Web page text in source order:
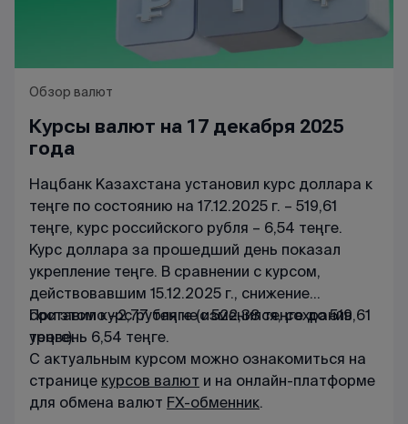
Обзор валют
Курсы валют на 17 декабря 2025
года
Нацбанк Казахстана установил курс доллара к
теңге по состоянию на 17.12.2025 г. – 519,61
теңге, курс российского рубля – 6,54 теңге.
Курс доллара за прошедший день показал
укрепление теңге. В сравнении с курсом,
действовавшим 15.12.2025 г., снижение
составило –2,77 теңге (с 522,38 теңге до 519,61
теңге).
При этом курс рубля не изменился, сохранив
уровень 6,54 теңге.
С актуальным курсом можно ознакомиться на
странице курсов валют и на онлайн-платформе
для обмена валют FX-обменник.